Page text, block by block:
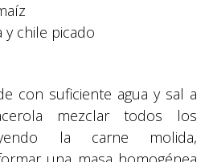
y chile picado
con suficiente agua y sal a
mezclar todos los
la carne molida,